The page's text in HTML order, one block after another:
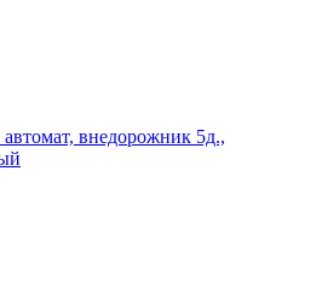
внедорожник 5д.,